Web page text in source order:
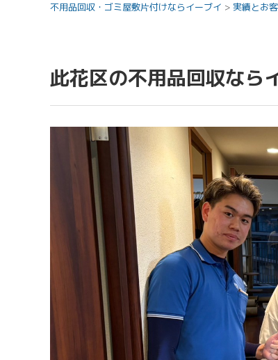
不用品回収・ゴミ屋敷片付けならイーブイ > 実績とお
此花区の不用品回収なら